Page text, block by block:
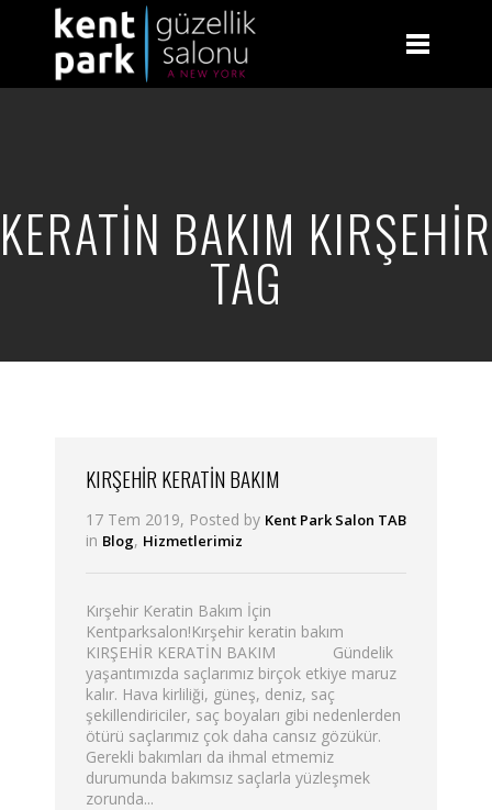
KERATIN BAKIM KIRŞEHIR
TAG
KIRŞEHIR KERATIN BAKIM
17 Tem 2019, Posted by Kent Park Salon TAB
in Blog, Hizmetlerimiz
Kırşehir Keratin Bakım İçin
Kentparksalon!Kırşehir keratin bakım
KIRŞEHİR KERATİN BAKIM Gündelik
yaşantımızda saçlarımız birçok etkiye maruz
kalır. Hava kirliliği, güneş, deniz, saç
şekillendiriciler, saç boyaları gibi nedenlerden
ötürü saçlarımız çok daha cansız gözükür.
Gerekli bakımları da ihmal etmemiz
durumunda bakımsız saçlarla yüzleşmek
zorunda...